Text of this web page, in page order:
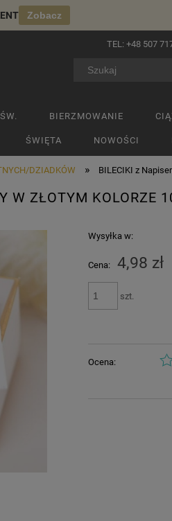
Zobacz
TEL: +48 507
BIERZMOWANIE
ŚWIĘTA NOWOŚCI
DZIADKÓW » BILECIKI z
W ZŁOTYM KOLORZE
Wysyłka w:
Cena: 4,98 zł
szt.
Ocena: